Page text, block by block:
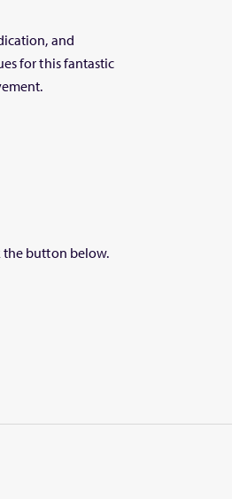
and
for this fantastic
the button below.